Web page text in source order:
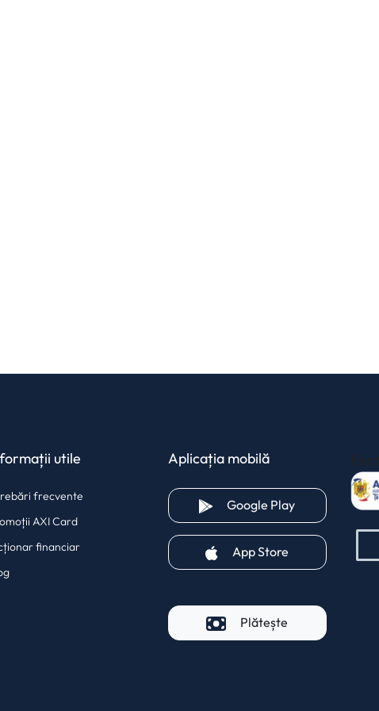
utile
frecvente
AXI Card
financiar
Aplicația mobilă
Google Play(opens in a
App Store(opens in a new
Plătește